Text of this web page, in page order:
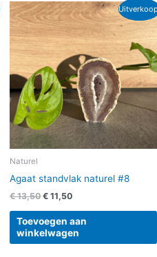
Naturel
Agaat standvlak naturel #8
€13,50
Oorspronkelijke
prijs
was:
€ 13,50.
€ 11,50
Huidige
prijs
is:
€ 11,50.
Toevoegen aan
winkelwagen